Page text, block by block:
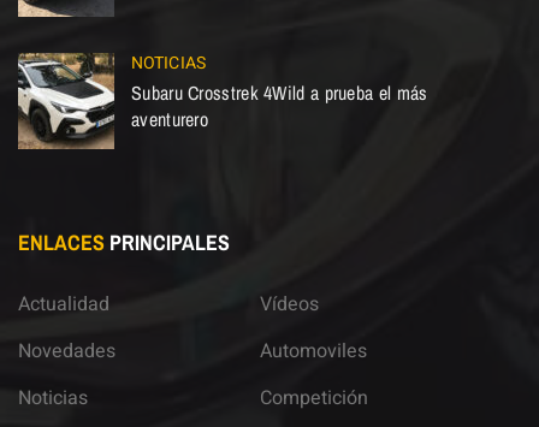
NOTICIAS
Subaru Crosstrek 4Wild a prueba el más
aventurero
ENLACES PRINCIPALES
Actualidad
Novedades
Noticias
Vídeos
Automoviles
Competición